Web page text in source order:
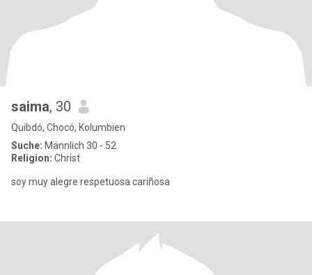
saima, 30
Quibdó, Chocó, Kolumbien
Suche: Männlich 30 - 52
Religion: Christ
soy muy alegre respetuosa cariñosa